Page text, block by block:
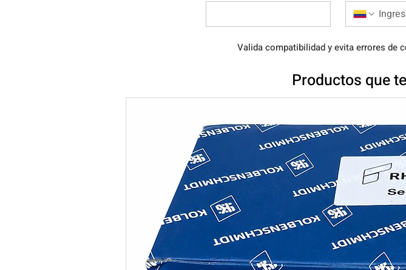
Valida compatibilidad y evita errores de
Productos que